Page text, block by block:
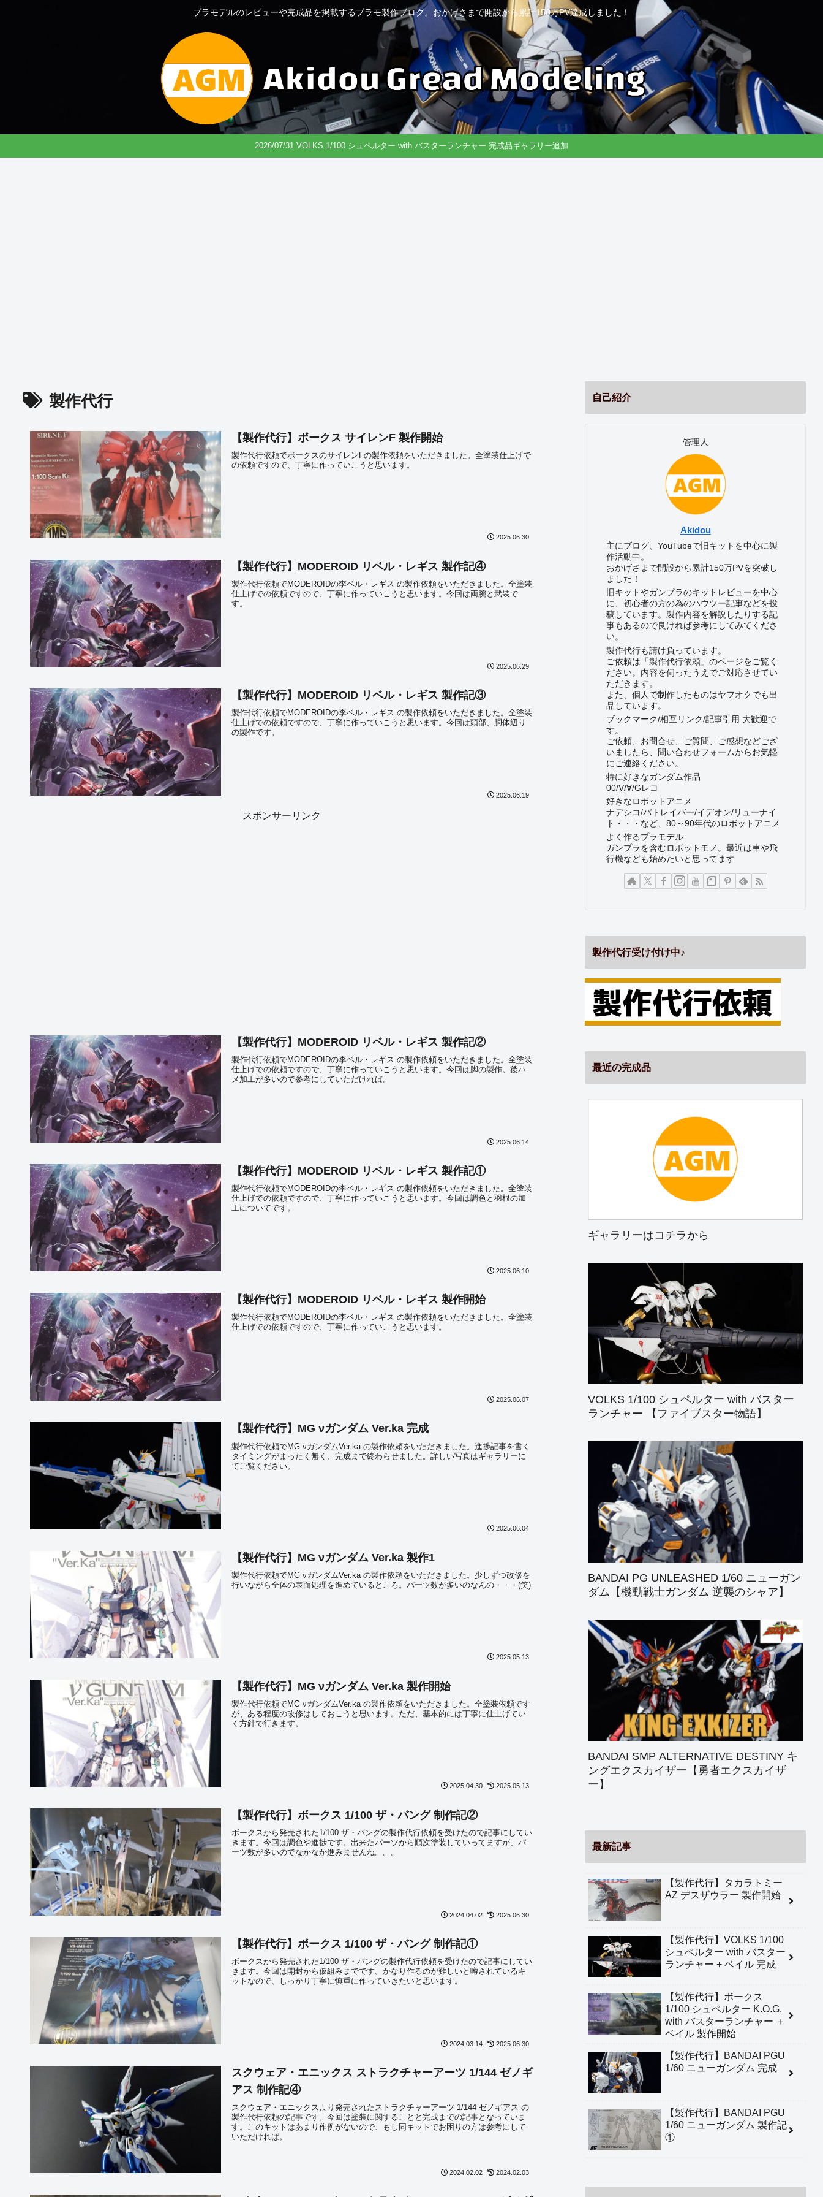
プラモデルのレビューや完成品を掲載するプラモ製作ブログ。おかげさまで開設から累計150万PV達成しました！
2026/07/31 VOLKS 1/100 シュペルター with バスターランチャー 完成品ギャラリー追加
製作代行
【製作代行】ボークス サイレンF 製作開始
製作代行依頼でボークスのサイレンFの製作依頼をいただきました。全塗装仕上げで
の依頼ですので、丁寧に作っていこうと思います。
2025.06.30
【製作代行】MODEROID リベル・レギス 製作記④
製作代行依頼でMODEROIDの李ベル・レギス の製作依頼をいただきました。全塗装
仕上げでの依頼ですので、丁寧に作っていこうと思います。今回は両腕と武装で
す。
2025.06.29
【製作代行】MODEROID リベル・レギス 製作記③
製作代行依頼でMODEROIDの李ベル・レギス の製作依頼をいただきました。全塗装
仕上げでの依頼ですので、丁寧に作っていこうと思います。今回は頭部、胴体辺り
の製作です。
2025.06.19
スポンサーリンク
【製作代行】MODEROID リベル・レギス 製作記②
製作代行依頼でMODEROIDの李ベル・レギス の製作依頼をいただきました。全塗装
仕上げでの依頼ですので、丁寧に作っていこうと思います。今回は脚の製作。後ハ
メ加工が多いので参考にしていただければ。
2025.06.14
【製作代行】MODEROID リベル・レギス 製作記①
製作代行依頼でMODEROIDの李ベル・レギス の製作依頼をいただきました。全塗装
仕上げでの依頼ですので、丁寧に作っていこうと思います。今回は調色と羽根の加
工についてです。
2025.06.10
【製作代行】MODEROID リベル・レギス 製作開始
製作代行依頼でMODEROIDの李ベル・レギス の製作依頼をいただきました。全塗装
仕上げでの依頼ですので、丁寧に作っていこうと思います。
2025.06.07
【製作代行】MG νガンダム Ver.ka 完成
製作代行依頼でMG νガンダムVer.ka の製作依頼をいただきました。進捗記事を書く
タイミングがまったく無く、完成まで終わらせました。詳しい写真はギャラリーに
てご覧ください。
2025.06.04
【製作代行】MG νガンダム Ver.ka 製作1
製作代行依頼でMG νガンダムVer.ka の製作依頼をいただきました。少しずつ改修を
行いながら全体の表面処理を進めているところ。パーツ数が多いのなんの・・・(笑)
2025.05.13
【製作代行】MG νガンダム Ver.ka 製作開始
製作代行依頼でMG νガンダムVer.ka の製作依頼をいただきました。全塗装依頼です
が、ある程度の改修はしておこうと思います。ただ、基本的には丁寧に仕上げてい
く方針で行きます。
2025.04.30 2025.05.13
【製作代行】ボークス 1/100 ザ・バング 制作記②
ボークスから発売された1/100 ザ・バングの製作代行依頼を受けたので記事にしてい
きます。今回は調色や進捗です。出来たパーツから順次塗装していってますが、パ
ーツ数が多いのでなかなか進みませんね。。。
2024.04.02 2025.06.30
【製作代行】ボークス 1/100 ザ・バング 制作記①
ボークスから発売された1/100 ザ・バングの製作代行依頼を受けたので記事にしてい
きます。今回は開封から仮組みまでです。かなり作るのが難しいと噂されているキ
ットなので、しっかり丁寧に慎重に作っていきたいと思います。
2024.03.14 2025.06.30
スクウェア・エニックス ストラクチャーアーツ 1/144 ゼノギ
アス 制作記④
スクウェア・エニックスより発売されたストラクチャーアーツ 1/144 ゼノギアス の
製作代行依頼の記事です。今回は塗装に関することと完成までの記事となっていま
す。このキットはあまり作例がないので、もし同キットでお困りの方は参考にして
いただければ。
2024.02.02 2024.02.03
自己紹介
管理人
Akidou
主にブログ、YouTubeで旧キットを中心に製
作活動中。
おかげさまで開設から累計150万PVを突破し
ました！
旧キットやガンプラのキットレビューを中心
に、初心者の方の為のハウツー記事などを投
稿しています。製作内容を解説したりする記
事もあるので良ければ参考にしてみてくださ
い。
製作代行も請け負っています。
ご依頼は「製作代行依頼」のページをご覧く
ださい。内容を伺ったうえでご対応させてい
ただきます。
また、個人で制作したものはヤフオクでも出
品しています。
ブックマーク/相互リンク/記事引用 大歓迎で
す。
ご依頼、お問合せ、ご質問、ご感想などござ
いましたら、問い合わせフォームからお気軽
にご連絡ください。
特に好きなガンダム作品
00/V/∀/Gレコ
好きなロボットアニメ
ナデシコ/パトレイバー/イデオン/リューナイ
ト・・・など、80～90年代のロボットアニメ
よく作るプラモデル
ガンプラを含むロボットモノ。最近は車や飛
行機なども始めたいと思ってます
製作代行受け付け中♪
最近の完成品
ギャラリーはコチラから
VOLKS 1/100 シュペルター with バスター
ランチャー 【ファイブスター物語】
BANDAI PG UNLEASHED 1/60 ニューガン
ダム【機動戦士ガンダム 逆襲のシャア】
BANDAI SMP ALTERNATIVE DESTINY キ
ングエクスカイザー【勇者エクスカイザ
ー】
最新記事
【製作代行】タカラトミー
AZ デスザウラー 製作開始
【製作代行】VOLKS 1/100
シュペルター with バスター
ランチャー + ベイル 完成
【製作代行】ボークス
1/100 シュペルター K.O.G.
with バスターランチャー ＋
ベイル 製作開始
【製作代行】BANDAI PGU
1/60 ニューガンダム 完成
【製作代行】BANDAI PGU
1/60 ニューガンダム 製作記
①